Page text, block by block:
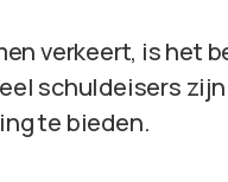
verkeert, is het
schuldeisers
te bieden.